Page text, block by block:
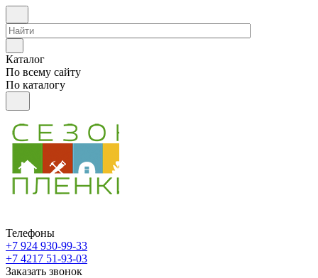
Каталог
По всему сайту
По каталогу
Телефоны
+7 924 930-99-33
+7 4217 51-93-03
Заказать звонок